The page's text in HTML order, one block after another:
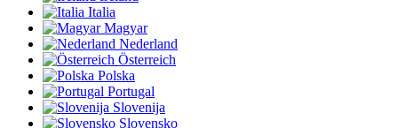
Italia
Magyar
Nederland
Österreich
Polska
Portugal
Slovenija
Slovensko